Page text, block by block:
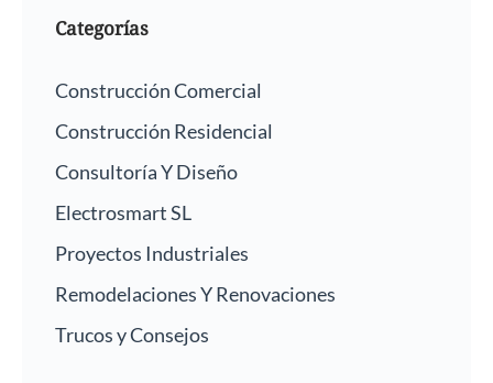
Categorías
Construcción Comercial
Construcción Residencial
Consultoría Y Diseño
Electrosmart SL
Proyectos Industriales
Remodelaciones Y Renovaciones
Trucos y Consejos